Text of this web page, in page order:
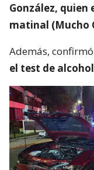
González, quien
matinal (Mucho
Además,
el test de